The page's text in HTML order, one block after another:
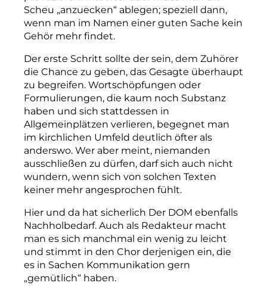
Scheu „anzuecken“ ablegen; speziell dann,
wenn man im Namen einer guten Sache kein
Gehör mehr findet.
Der erste Schritt sollte der sein, dem Zuhörer
die Chance zu geben, das Gesagte überhaupt
zu begreifen. Wortschöpfungen oder
Formulierungen, die kaum noch Sub­stanz
haben und sich stattdessen in
Allgemeinplätzen verlieren, begegnet man
im kirchlichen Umfeld deutlich öfter als
anderswo. Wer aber meint, niemanden
ausschließen zu dürfen, darf sich auch nicht
wundern, wenn sich von solchen Texten
keiner mehr angesprochen fühlt.
Hier und da hat sicherlich Der DOM ebenfalls
Nachholbedarf. Auch als Redakteur macht
man es sich manchmal ein wenig zu leicht
und stimmt in den Chor derjenigen ein, die
es in Sachen Kommunikation gern
„gemütlich“ haben.